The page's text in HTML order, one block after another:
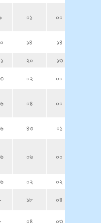
০১ ০০
১৪ ১৪
২০ ১৩
০২ ০০
০৪ ০০
৪৩ ০১
০৬ ০০
০২ ০২
১৮ ০৪
০৪ ০৩